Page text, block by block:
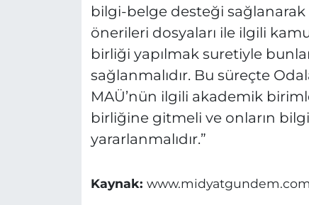
bilgi-belge desteği
önerileri dosyaları ile ilgili
birliği yapılmak suretiyle
sağlanmalıdır. Bu süreçte
MAÜ’nün ilgili akademik
birliğine gitmeli ve onların
yararlanmalıdır.”
Kaynak: www.midyatgundem.com